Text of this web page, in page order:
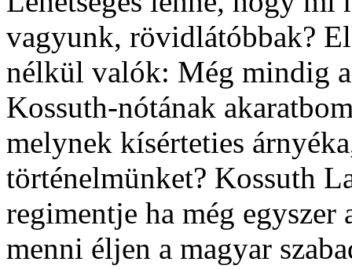
vagyunk, rövidlátóbbak?
nélkül valók: Még mindig
Kossuth-nótának
melynek kísérteties
történelmünket? Kossuth
regimentje ha még
menni éljen a magyar